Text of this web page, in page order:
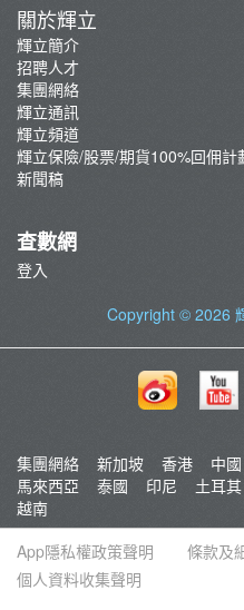
關於輝立
輝立簡介
招聘人才
集團網絡
輝立通訊
輝立頻道
輝立保險/股票/期貨100%回佣計
新聞稿
查數網
登入
Copyright © 2026
集團網絡 新加坡 香港 中國
馬來西亞
泰國 印尼 土耳其
越南
App隱私權政策聲明
條款及
個人資料收集聲明